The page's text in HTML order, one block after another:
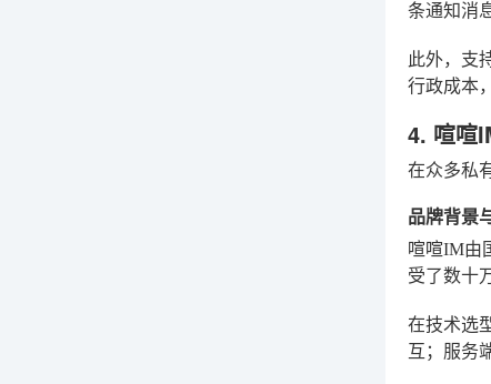
条通知消
此外，支
行政成本
4. 喧喧
在众多私
品牌背景
喧喧IM由
受了数十
在技术选
互；服务